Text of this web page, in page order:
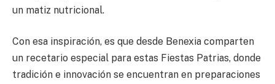
un matiz nutricional.
Con esa inspiración, es que desde Benexia comparten
un recetario especial para estas Fiestas Patrias, donde
tradición e innovación se encuentran en preparaciones